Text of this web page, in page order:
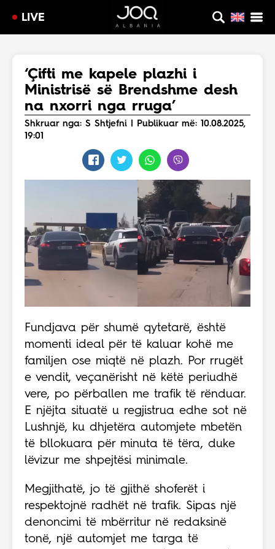
LIVE
‘Çifti me kapele plazhi i
Ministrisë së Brendshme desh
na nxorri nga rruga’
Shkruar nga: S Shtjefni | Publikuar më: 10.08.2025,
19:01
Fundjava për shumë qytetarë, është
momenti ideal për të kaluar kohë me
familjen ose miqtë në plazh. Por rrugët
e vendit, veçanërisht në këtë periudhë
vere, po përballen me trafik të rënduar.
E njëjta situatë u regjistrua edhe sot në
Lushnjë, ku dhjetëra automjete mbetën
të bllokuara për minuta të tëra, duke
lëvizur me shpejtësi minimale.
Megjithatë, jo të gjithë shoferët i
respektojnë radhët në trafik. Sipas një
denoncimi të mbërritur në redaksinë
tonë, një automjet me targa të